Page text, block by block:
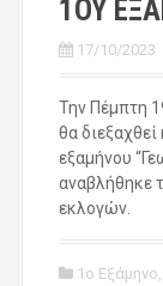
1ΟΥ
17/10/2023
Την Πέμπτη
θα
εξαμήνου
αναβλήθηκε
εκλογών.
1ο Εξάμηνο,